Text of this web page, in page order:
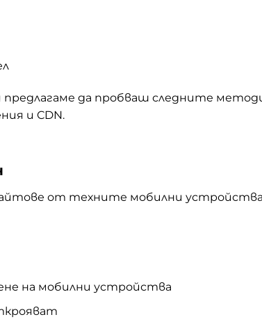
да пробваш следните
и CDN.
от техните мобилни
на мобилни устройства